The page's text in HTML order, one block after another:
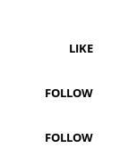
LIKE
FOLLOW
FOLLOW